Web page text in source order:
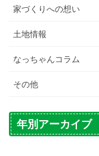
家づくりへの想い
土地情報
なっちゃんコラム
その他
年別アーカイブ